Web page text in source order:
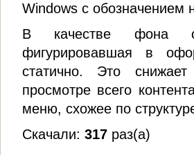
Windows с обозначением
В качестве фона
фигурировавшая в
статично. Это
просмотре всего
меню, схожее по
Скачали: 317 раз(а)